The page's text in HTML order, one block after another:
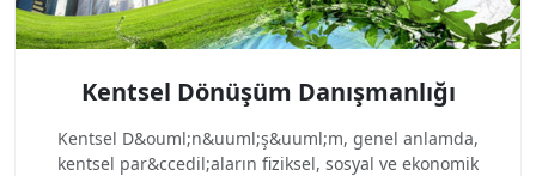
Kentsel Dönüşüm Danışmanlığı
Kentsel D&ouml;n&uuml;ş&uuml;m, genel anlamda,
kentsel par&ccedil;aların fiziksel, sosyal ve ekonomik